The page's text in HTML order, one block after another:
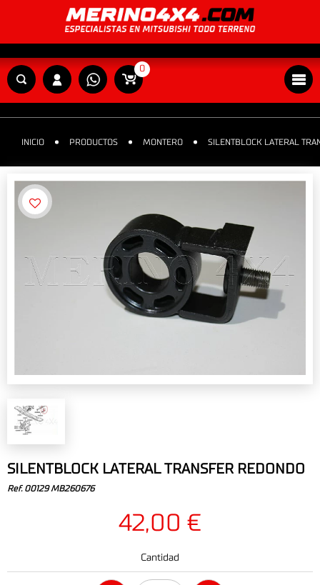
0
INICIO PRODUCTOS MONTERO SILENTBLOCK LATERAL
SILENTBLOCK LATERAL TRANSFER REDONDO
Ref. 00129 MB260676
42,00 €
Cantidad